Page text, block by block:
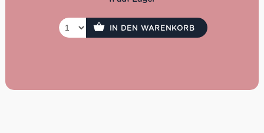
Ohne Ei und Butter – zubereitet mit nativem
Olivenöl extra (7,7%)IN DEN WARENKORB